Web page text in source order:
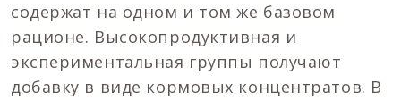
содержат на одном и том же базовом
рационе. Высокопродуктивная и
экспериментальная группы получают
добавку в виде кормовых концентратов. В